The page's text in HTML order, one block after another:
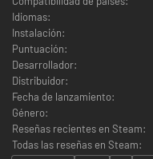
Idiomas:
Instalación:
Puntuación:
Desarrollador:
Distribuidor:
Fecha de lanzamiento:
Género:
Reseñas recientes en Steam:
Todas las reseñas en Steam: